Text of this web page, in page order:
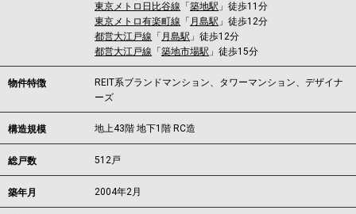
東京メトロ日比谷線 「築地駅 」徒歩11分
東京メトロ有楽町線 「 月島駅 」徒歩12分
都営大江戸線 「 月島駅 」徒歩12分
都営大江戸線 「築地市場駅 」徒歩15分
物件特徴
REIT系ブランドマンション、タワーマンション、デザイナ
ーズ
構造規模 地上43階 地下1階 RC造
総戸数 512戸
築年月 2004年2月